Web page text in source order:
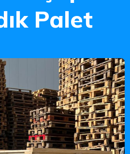
Palet